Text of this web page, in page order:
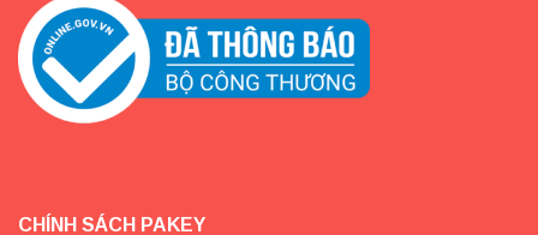
vận động.
CHÍNH SÁCH PAKEY